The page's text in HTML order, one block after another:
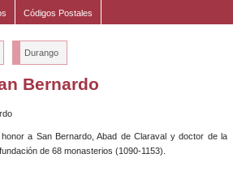
Códigos Postales
Durango
Bernardo
a San Bernardo, Abad de Claraval y doctor de la
de 68 monasterios (1090-1153).